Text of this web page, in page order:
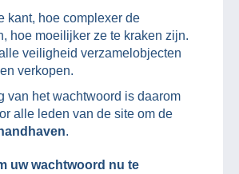
kant, hoe complexer de
hoe moeilijker ze te kraken zijn.
veiligheid verzamelobjecten
verkopen.
van het wachtwoord is daarom
alle leden van de site om de
.
uw wachtwoord nu te